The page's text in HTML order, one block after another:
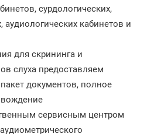
сурдологических,
аудиологических кабинетов и
для скрининга и
слуха предоставляем
документов, полное
сервисным центром